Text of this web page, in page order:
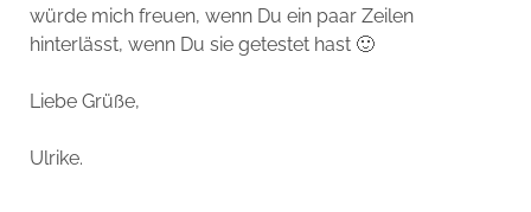
würde mich freuen, wenn Du ein paar Zeilen
hinterlässt, wenn Du sie getestet hast 🙂
Liebe Grüße,
Ulrike.